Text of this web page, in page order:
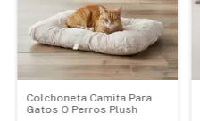
Colchoneta Camita Para
Gatos O Perros Plush